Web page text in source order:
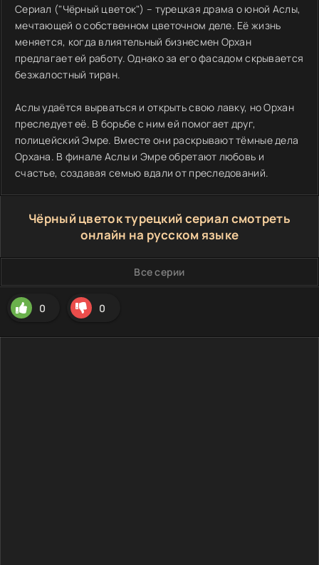
Сериал ("Чёрный цветок") – турецкая драма о юной Аслы,
мечтающей о собственном цветочном деле. Её жизнь
меняется, когда влиятельный бизнесмен Орхан
предлагает ей работу. Однако за его фасадом скрывается
безжалостный тиран.
Аслы удаётся вырваться и открыть свою лавку, но Орхан
преследует её. В борьбе с ним ей помогает друг,
полицейский Эмре. Вместе они раскрывают тёмные дела
Орхана. В финале Аслы и Эмре обретают любовь и
счастье, создавая семью вдали от преследований.
Чёрный цветок турецкий сериал смотреть
онлайн на русском языке
Все серии
0 0